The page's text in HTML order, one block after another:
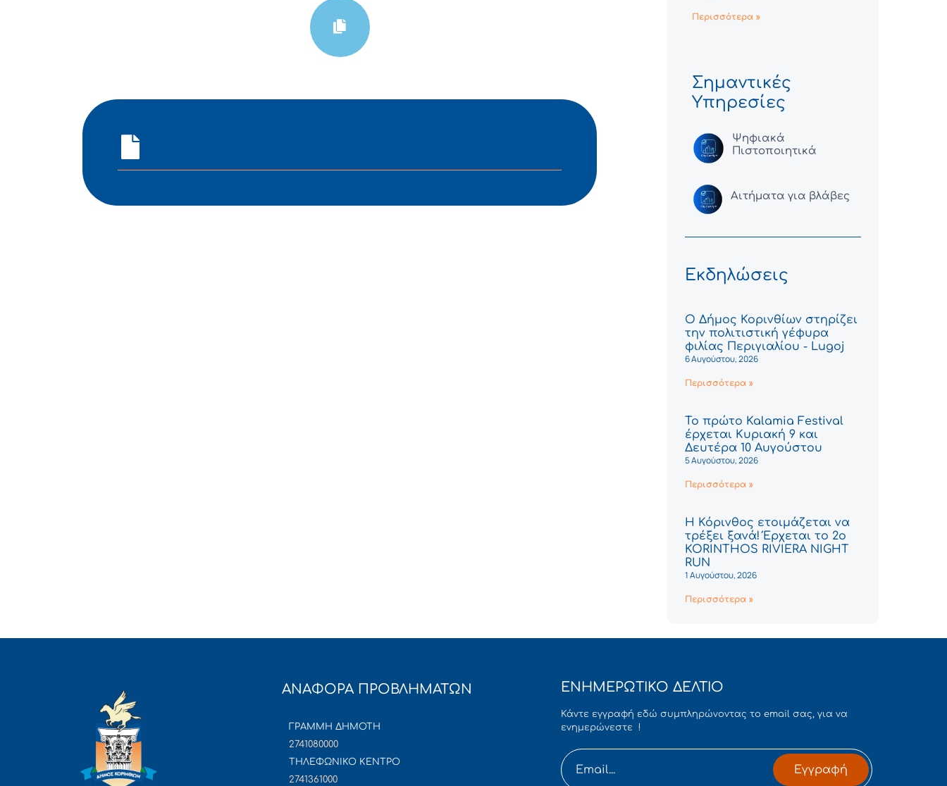
Περισσότερα »
Σημαντικές
Υπηρεσίες
Ψηφιακά
Πιστοποιητικά
Αιτήματα για βλάβες
Εκδηλώσεις
Ο Δήμος Κορινθίων στηρίζει
την πολιτιστική γέφυρα
φιλίας Περιγιαλίου - Lugoj
6 Αυγούστου, 2026
Περισσότερα »
Το πρώτο Kalamia Festival
έρχεται Κυριακή 9 και
Δευτέρα 10 Αυγούστου
5 Αυγούστου, 2026
Περισσότερα »
Η Κόρινθος ετοιμάζεται να
τρέξει ξανά! Έρχεται το 2ο
KORINTHOS RIVIERA NIGHT
RUN
1 Αυγούστου, 2026
Περισσότερα »
ΑΝΑΦΟΡΑ ΠΡΟΒΛΗΜΑΤΩΝ
ΓΡΑΜΜΗ ΔΗΜΟΤΗ
2741080000
ΤΗΛΕΦΩΝΙΚΟ ΚΕΝΤΡΟ
2741361000
ΕΝΗΜΕΡΩΤΙΚΟ ΔΕΛΤΙΟ
Κάντε εγγραφή εδώ συμπληρώνοντας το email σας, για να
ενημερώνεστε !
Εγγραφή